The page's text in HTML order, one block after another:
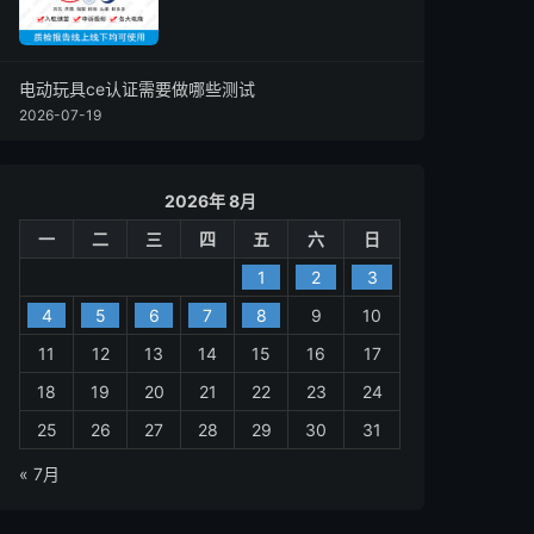
电动玩具ce认证需要做哪些测试
2026-07-19
2026年 8月
一
二 三 四 五 六
日
1
2
3
4
5 6 7 8 9
10
11
12 13 14 15 16
17
18
19 20 21 22 23
24
25
26 27 28 29 30 31
« 7月